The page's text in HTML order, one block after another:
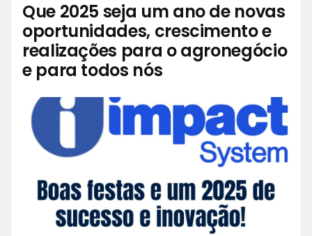
Que 2025 seja um ano de novas
oportunidades, crescimento e
realizações para o agronegócio
e para todos nós